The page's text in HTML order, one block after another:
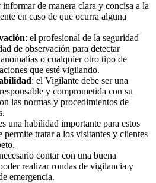
de manera clara y concisa a la
en caso de que ocurra alguna
: el profesional de la seguridad
de observación para detectar
o cualquier otro tipo de
que esté vigilando.
: el Vigilante debe ser una
y comprometida con su
las normas y procedimientos de
una habilidad importante para estos
permite tratar a los visitantes y clientes
contar con una buena
realizar rondas de vigilancia y
emergencia.